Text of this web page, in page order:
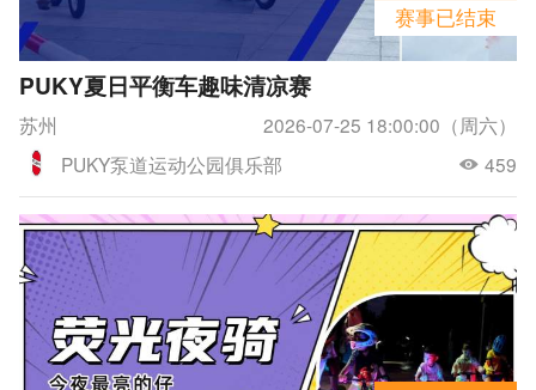
赛事已结束
PUKY夏日平衡车趣味清凉赛
苏州
2026-07-25 18:00:00（周六）
PUKY泵道运动公园俱乐部
459